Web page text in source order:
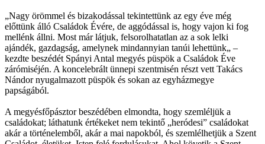
„Nagy örömmel és bizakodással tekintettünk az egy éve még
előttünk álló Családok Évére, de aggódással is, hogy vajon ki fog
mellénk állni. Most már látjuk, felsorolhatatlan az a sok lelki
ajándék, gazdagság, amelynek mindannyian tanúi lehettünk„ –
kezdte beszédét Spányi Antal megyés püspök a Családok Éve
zárómiséjén. A koncelebrált ünnepi szentmisén részt vett Takács
Nándor nyugalmazott püspök és sokan az egyházmegye
papságából.
A megyésfőpásztor beszédében elmondta, hogy szemléljük a
családokat; láthatunk értékeket nem tekintő „heródesi” családokat
akár a történelemből, akár a mai napokból, és szemlélhetjük a Szent